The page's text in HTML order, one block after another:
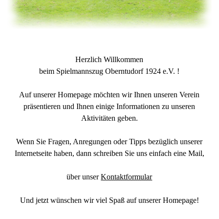
Herzlich Willkommen
beim Spielmannszug Oberntudorf 1924 e.V. !
Auf unserer Homepage möchten wir Ihnen unseren Verein
präsentieren und Ihnen einige Informationen zu unseren
Aktivitäten geben.
Wenn Sie Fragen, Anregungen oder Tipps bezüglich unserer
Internetseite haben, dann schreiben Sie uns einfach eine Mail,
über unserKontaktformular
Und jetzt wünschen wir viel Spaß auf unserer Homepage!